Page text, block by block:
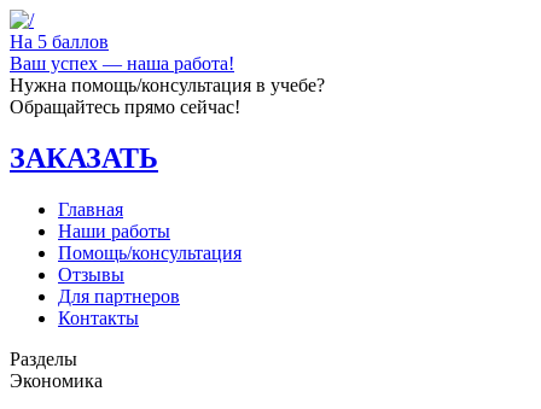
На 5 баллов
Ваш успех — наша работа!
Нужна помощь/консультация в учебе?
Обращайтесь прямо сейчас!
ЗАКАЗАТЬ
Главная
Наши работы
Помощь/консультация
Отзывы
Для партнеров
Контакты
Разделы
Экономика